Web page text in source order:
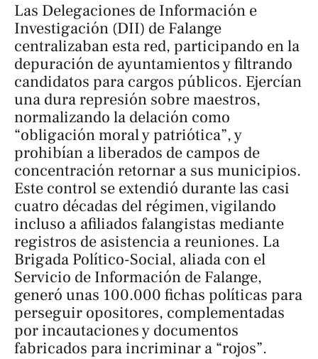
Las Delegaciones de Información e
Investigación (DII) de Falange
centralizaban esta red, participando en la
depuración de ayuntamientos y filtrando
candidatos para cargos públicos. Ejercían
una dura represión sobre maestros,
normalizando la delación como
“obligación moral y patriótica”, y
prohibían a liberados de campos de
concentración retornar a sus municipios.
Este control se extendió durante las casi
cuatro décadas del régimen, vigilando
incluso a afiliados falangistas mediante
registros de asistencia a reuniones. La
Brigada Político-Social, aliada con el
Servicio de Información de Falange,
generó unas 100.000 fichas políticas para
perseguir opositores, complementadas
por incautaciones y documentos
fabricados para incriminar a “rojos”.